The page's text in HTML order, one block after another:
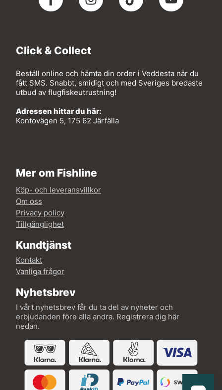
Click & Collect
Beställ online och hämta din order i Veddesta när du
fått SMS. Snabbt, smidigt och med Sveriges bredaste
utbud av flugfiskeutrustning!
Adressen hittar du här:
Kontovägen 5, 175 62 Järfälla
Mer om Fishline
Köp- och leveransvillkor
Om oss
Privacy policy
Tillgänglighet
Kundtjänst
Kontakt
Vanliga frågor
Nyhetsbrev
I vårt nyhetsbrev får du ta del av nyheter och
erbjudanden före alla andra. Registrera dig här
nedan.